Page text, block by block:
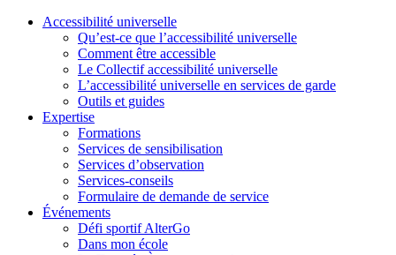
Accessibilité universelle
Qu’est-ce que l’accessibilité universelle
Comment être accessible
Le Collectif accessibilité universelle
L’accessibilité universelle en services de garde
Outils et guides
Expertise
Formations
Services de sensibilisation
Services d’observation
Services-conseils
Formulaire de demande de service
Événements
Défi sportif AlterGo
Dans mon école